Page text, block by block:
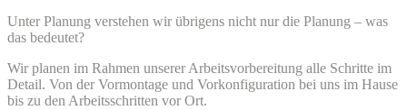
Unter Planung verstehen wir übrigens nicht nur die Planung – was
das bedeutet?
Wir planen im Rahmen unserer Arbeitsvorbereitung alle Schritte im
Detail. Von der Vormontage und Vorkonfiguration bei uns im Hause
bis zu den Arbeitsschritten vor Ort.